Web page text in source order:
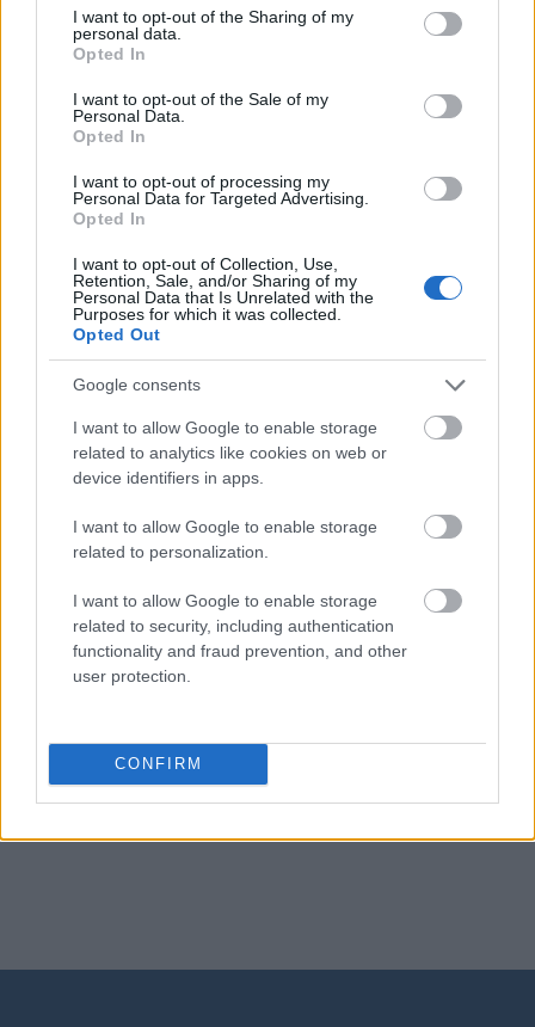
not limited to your visit or usage behaviour. You may click to
grant or deny consent to Google and its third-party tags to
use your data for below specified purposes in below Google
consent section.
I want to opt-out of the Sharing of my
personal data.
Opted In
I want to opt-out of the Sale of my
Personal Data.
Opted In
I want to opt-out of processing my
Personal Data for Targeted Advertising.
Opted In
I want to opt-out of Collection, Use,
Retention, Sale, and/or Sharing of my
Personal Data that Is Unrelated with the
Purposes for which it was collected.
Opted Out
Google consents
I want to allow Google to enable storage
related to analytics like cookies on web or
device identifiers in apps.
I want to allow Google to enable storage
related to personalization.
I want to allow Google to enable storage
related to security, including authentication
functionality and fraud prevention, and other
user protection.
CONFIRM
dominować— Dominować nad minami
— Taki mamy klimat
Mogą Cię zainteresować również hasła
szekla
ohar
przechodni
prokrastynacja
samoczwart
porządek dziobania